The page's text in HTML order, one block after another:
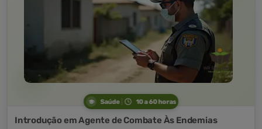
Saúde 10 a 60 horas
Introdução em Agente de Combate Às Endemias